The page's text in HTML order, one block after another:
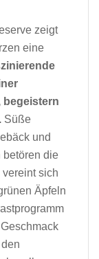
zeigt
eine
begeistern
Süße
und
betören die
sich
Äpfeln